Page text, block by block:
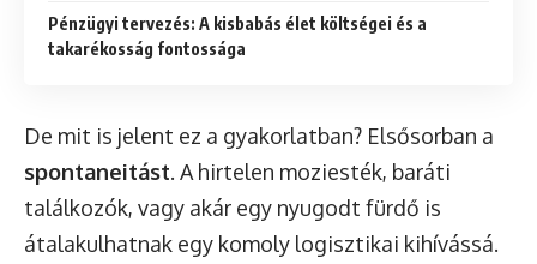
Pénzügyi tervezés: A kisbabás élet költségei és a
takarékosság fontossága
De mit is jelent ez a gyakorlatban? Elsősorban a
spontaneitást. A hirtelen moziesték, baráti
találkozók, vagy akár egy nyugodt fürdő is
átalakulhatnak egy komoly logisztikai kihívássá.